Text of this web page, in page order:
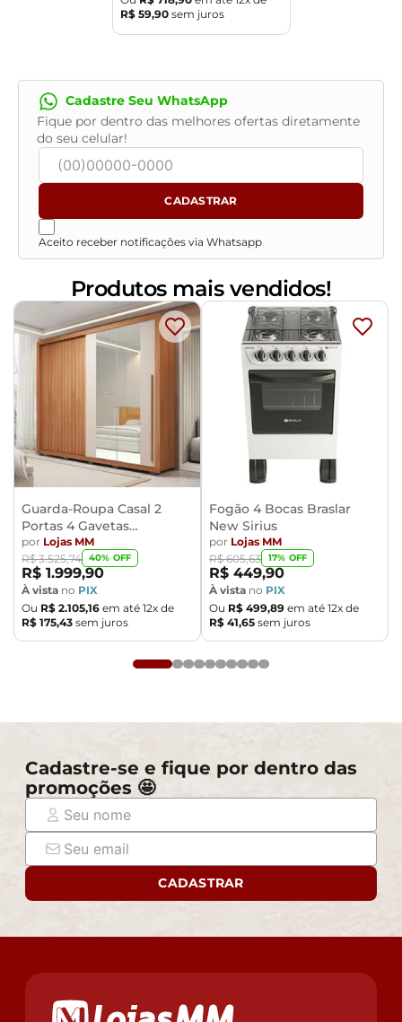
compra e certifique-se de que passará normalmente
com a entrega do produto.
R$ 59,90sem juros
Cadastre Seu WhatsApp
Fique por dentro das melhores ofertas diretamente
do seu celular!
CADASTRAR
Aceito receber notificações via Whatsapp
Produtos mais vendidos!
Guarda-Roupa Casal 2
Portas 4 Gavetas
Caemmun Moviment
por Lojas MM
R$ 3.525,74 40% OFF
R$ 1.999,90
À vista no PIX
Ou R$ 2.105,16 em até 12x de
R$ 175,43 sem juros
Fogão 4 Bocas Braslar
New Sirius
por Lojas MM
R$ 605,63 17% OFF
R$ 449,90
À vista no PIX
Ou R$ 499,89 em até 12x de
R$ 41,65 sem juros
Cadastre-se e fique por dentro das
promoções 🤩
CADASTRAR